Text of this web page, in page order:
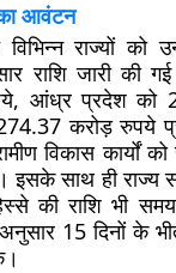
का आवंटन
राज्यों को
राशि जारी की
, आंध्र प्रदेश को
करोड़ रुपये
विकास कार्यों
इसके साथ ही राज्य
की राशि भी
15 दिनों के